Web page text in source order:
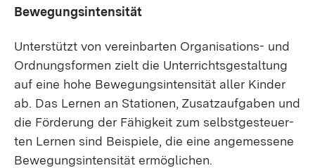
Be­we­gungs­in­ten­si­tät
Un­ter­stützt von ver­ein­bar­ten Or­ga­ni­sa­ti­ons- und
Ord­nungs­for­men zielt die Un­ter­richts­ge­stal­tung
auf ei­ne ho­he Be­we­gungs­in­ten­si­tät al­ler Kin­der
ab. Das Ler­nen an Sta­tio­nen, Zu­satz­auf­ga­ben und
die För­de­rung der Fä­hig­keit zum selbst­ge­steu­er­
ten Ler­nen sind Bei­spie­le, die ei­ne an­ge­mes­se­ne
Be­we­gungs­in­ten­si­tät er­mög­li­chen.